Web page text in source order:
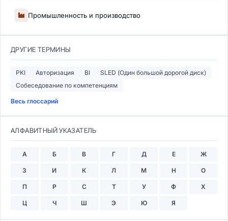
Промышленность и производство
ДРУГИЕ ТЕРМИНЫ
PKI Авторизация BI
SLED (Один большой дорогой диск)
Собеседование по компетенциям
Весь глоссарий
АЛФАВИТНЫЙ УКАЗАТЕЛЬ
А Б В Г Д Е Ж
З И К Л М Н О
П Р С Т У Ф Х
Ц Ч Ш Э Ю Я